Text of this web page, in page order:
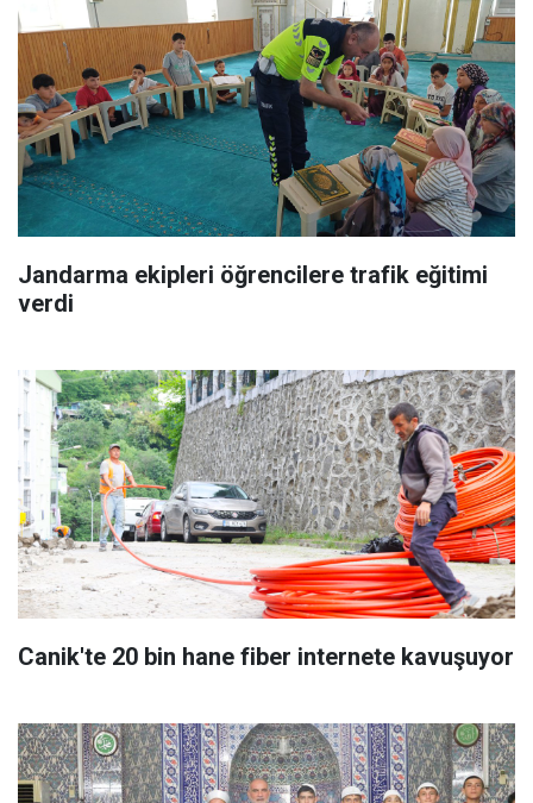
Jandarma ekipleri öğrencilere trafik eğitimi
verdi
Canik'te 20 bin hane fiber internete kavuşuyor